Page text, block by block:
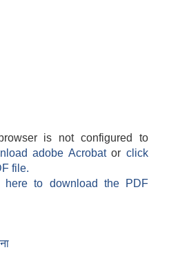
is not configured to
adobe Acrobatorclick
file.
here to download the PDF